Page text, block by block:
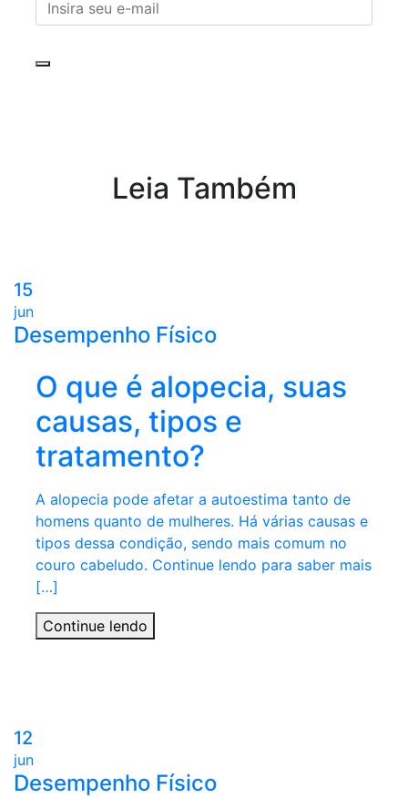
Leia Também
15
jun
Desempenho Físico
O que é alopecia, suas
causas, tipos e
tratamento?
A alopecia pode afetar a autoestima tanto de
homens quanto de mulheres. Há várias causas e
tipos dessa condição, sendo mais comum no
couro cabeludo. Continue lendo para saber mais
[…]
Continue lendo
12
jun
Desempenho Físico